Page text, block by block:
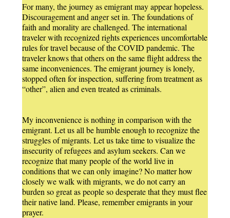
For many, the journey as emigrant may appear hopeless.
Discouragement and anger set in. The foundations of
faith and morality are challenged. The international
traveler with recognized rights experiences uncomfortable
rules for travel because of the COVID pandemic. The
traveler knows that others on the same flight address the
same inconveniences. The emigrant journey is lonely,
stopped often for inspection, suffering from treatment as
“other”, alien and even treated as criminals.
My inconvenience is nothing in comparison with the
emigrant. Let us all be humble enough to recognize the
struggles of migrants. Let us take time to visualize the
insecurity of refugees and asylum seekers. Can we
recognize that many people of the world live in
conditions that we can only imagine? No matter how
closely we walk with migrants, we do not carry an
burden so great as people so desperate that they must flee
their native land. Please, remember emigrants in your
prayer.